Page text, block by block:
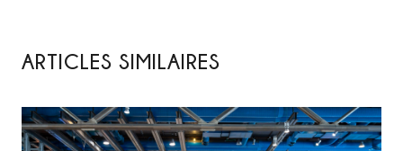
ARTICLES SIMILAIRES